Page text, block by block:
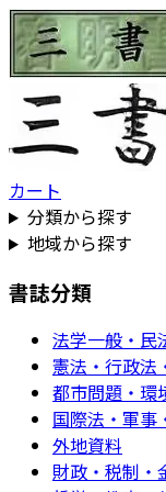
カート
分類から探す
地域から探す
書誌分類
法学一般・民
憲法・行政法
都市問題・環
国際法・軍事
外地資料
財政・税制・